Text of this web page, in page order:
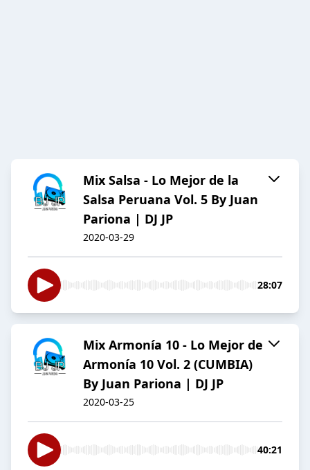
Mix Salsa - Lo Mejor de la
Salsa Peruana Vol. 5 By Juan
Pariona | DJ JP
2020-03-29
28:07
Mix Armonía 10 - Lo Mejor de
Armonía 10 Vol. 2 (CUMBIA)
By Juan Pariona | DJ JP
2020-03-25
40:21